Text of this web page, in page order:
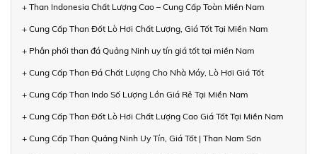
+ Than Indonesia Chất Lượng Cao – Cung Cấp Toàn Miền Nam
+ Cung Cấp Than Đốt Lò Hơi Chất Lượng, Giá Tốt Tại Miền Nam
+ Phân phối than đá Quảng Ninh uy tín giá tốt tại miền Nam
+ Cung Cấp Than Đá Chất Lượng Cho Nhà Máy, Lò Hơi Giá Tốt
+ Cung Cấp Than Indo Số Lượng Lớn Giá Rẻ Tại Miền Nam
+ Cung Cấp Than Đốt Lò Hơi Chất Lượng Cao Giá Tốt Tại Miền Nam
+ Cung Cấp Than Quảng Ninh Uy Tín, Giá Tốt | Than Nam Sơn